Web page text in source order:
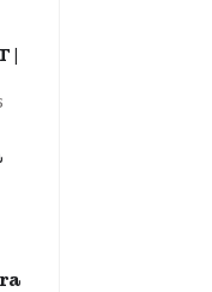
|